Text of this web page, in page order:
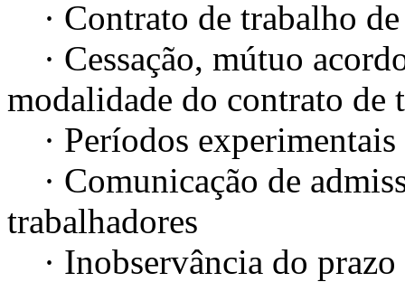
· Contrato de trabalho
· Cessação, mútuo
modalidade do contrato de
· Períodos experimentais
· Comunicação de
trabalhadores
· Inobservância do prazo